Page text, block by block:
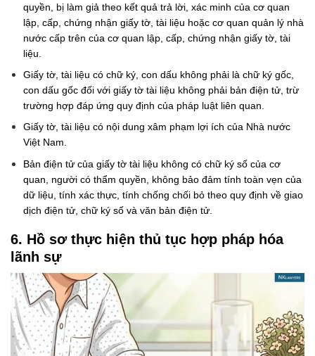
quyền, bị làm giả theo kết quả trả lời, xác minh của cơ quan
lập, cấp, chứng nhận giấy tờ, tài liệu hoặc cơ quan quản lý nhà
nước cấp trên của cơ quan lập, cấp, chứng nhận giấy tờ, tài
liệu.
Giấy tờ, tài liệu có chữ ký, con dấu không phải là chữ ký gốc,
con dấu gốc đối với giấy tờ tài liệu không phải bản điện tử, trừ
trường hợp đáp ứng quy định của pháp luật liên quan.
Giấy tờ, tài liệu có nội dung xâm phạm lợi ích của Nhà nước
Việt Nam.
Bản điện tử của giấy tờ tài liệu không có chữ ký số của cơ
quan, người có thẩm quyền, không bảo đảm tính toàn vẹn của
dữ liệu, tính xác thực, tính chống chối bỏ theo quy định về giao
dịch điện tử, chữ ký số và văn bản điện tử.
6. Hồ sơ thực hiện thủ tục hợp pháp hóa
lãnh sự